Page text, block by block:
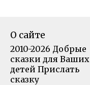
О сайте
2010-2026 Добрые
сказки для Ваших
детей Прислать
сказку